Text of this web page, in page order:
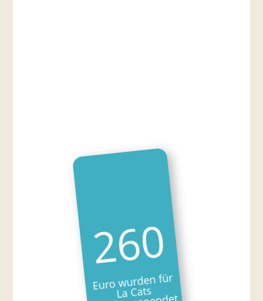
260
Euro wurden für
La Cats